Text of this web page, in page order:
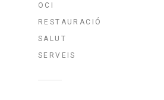
OCI
RESTAURACIÓ
SALUT
SERVEIS